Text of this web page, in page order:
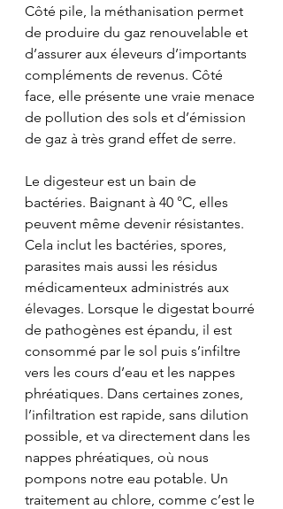
Côté pile, la méthanisation permet
de produire du gaz renouvelable et
d’assurer aux éleveurs d’importants
compléments de revenus. Côté
face, elle présente une vraie menace
de pollution des sols et d’émission
de gaz à très grand effet de serre.
Le digesteur est un bain de
bactéries. Baignant à 40 °C, elles
peuvent même devenir résistantes.
Cela inclut les bactéries, spores,
parasites mais aussi les résidus
médicamenteux administrés aux
élevages. Lorsque le digestat bourré
de pathogènes est épandu, il est
consommé par le sol puis s’infiltre
vers les cours d’eau et les nappes
phréatiques. Dans certaines zones,
l’infiltration est rapide, sans dilution
possible, et va directement dans les
nappes phréatiques, où nous
pompons notre eau potable. Un
traitement au chlore, comme c’est le